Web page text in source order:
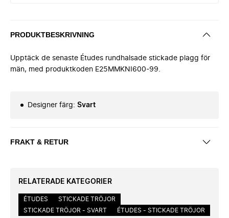
PRODUKTBESKRIVNING
Upptäck de senaste Études rundhalsade stickade plagg för
män, med produktkoden E25MMKNI600-99.
Designer färg: Svart
FRAKT & RETUR
RELATERADE KATEGORIER
ÉTUDES
STICKADE TRÖJOR
STICKADE TRÖJOR - SVART
ÉTUDES - STICKADE TRÖJOR